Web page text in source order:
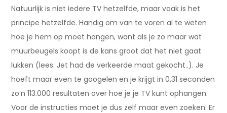
Natuurlijk is niet iedere TV hetzelfde, maar vaak is het
principe hetzelfde. Handig om van te voren al te weten
hoe je hem op moet hangen, want als je zo maar wat
muurbeugels koopt is de kans groot dat het niet gaat
lukken (lees: Jet had de verkeerde maat gekocht..). Je
hoeft maar even te googelen en je krijgt in 0,31 seconden
zo’n 113.000 resultaten over hoe je je TV kunt ophangen.
Voor de instructies moet je dus zelf maar even zoeken. Er